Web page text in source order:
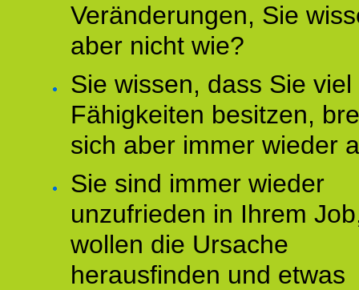
Veränderungen, Sie
aber nicht wie?
Sie wissen, dass Sie
Fähigkeiten besitzen,
sich aber immer wieder
Sie sind immer wieder
unzufrieden in Ihrem
wollen die Ursache
herausfinden und etwas